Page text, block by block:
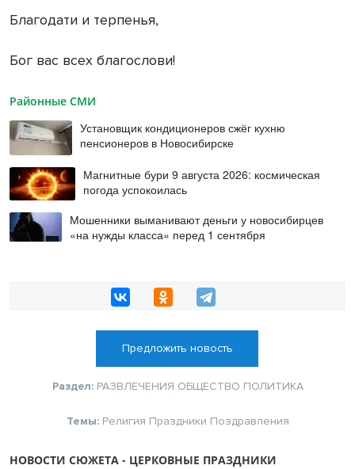
Благодати и терпенья,
Бог вас всех благослови!
Районные СМИ
Установщик кондиционеров сжёг кухню
пенсионеров в Новосибирске
Магнитные бури 9 августа 2026: космическая
погода успокоилась
Мошенники выманивают деньги у новосибирцев
«на нужды класса» перед 1 сентября
Предложить новость
Раздел: РАЗВЛЕЧЕНИЯ ОБЩЕСТВО ПОЛИТИКА
Темы: Религия Праздники Поздравления
НОВОСТИ СЮЖЕТА - ЦЕРКОВНЫЕ ПРАЗДНИКИ